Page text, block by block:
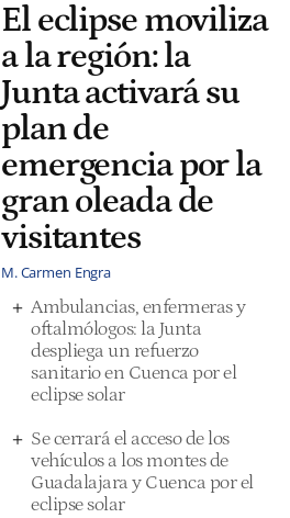
El eclipse moviliza
a la región: la
Junta activará su
plan de
emergencia por la
gran oleada de
visitantes
M. Carmen Engra
Ambulancias, enfermeras y
oftalmólogos: la Junta
despliega un refuerzo
sanitario en Cuenca por el
eclipse solar
Se cerrará el acceso de los
vehículos a los montes de
Guadalajara y Cuenca por el
eclipse solar